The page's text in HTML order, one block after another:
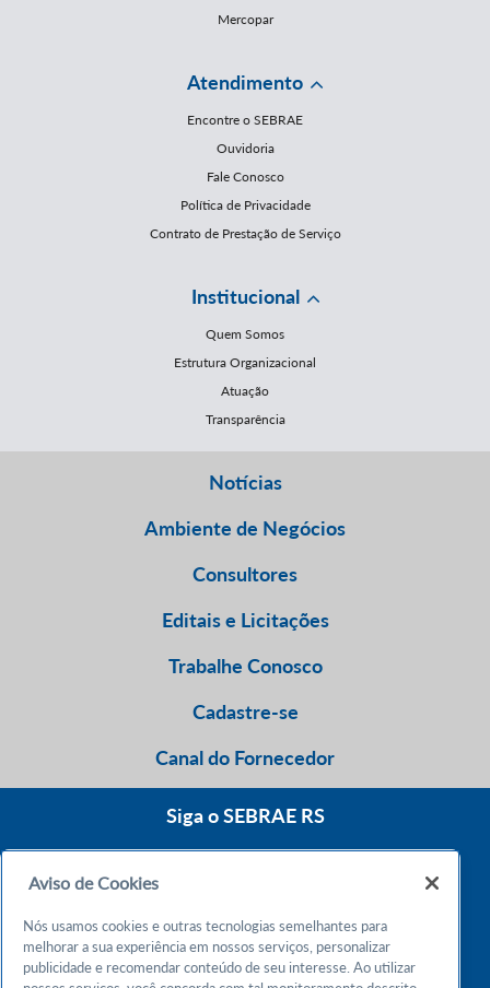
Mercopar
Atendimento
Encontre o SEBRAE
Ouvidoria
Fale Conosco
Política de Privacidade
Contrato de Prestação de Serviço
Institucional
Quem Somos
Estrutura Organizacional
Atuação
Transparência
Notícias
Ambiente de Negócios
Consultores
Editais e Licitações
Trabalhe Conosco
Cadastre-se
Canal do Fornecedor
Siga o SEBRAE RS
Atendimento 24h
Aviso de Cookies
Nós usamos cookies e outras tecnologias semelhantes para
melhorar a sua experiência em nossos serviços, personalizar
publicidade e recomendar conteúdo de seu interesse. Ao utilizar